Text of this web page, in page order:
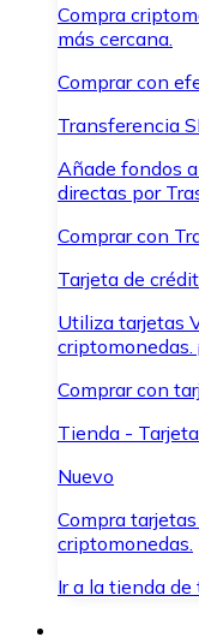
Compra
más cercana.
Comprar con
Transferencia
Añade fondos
directas por
Comprar con
Tarjeta de
Utiliza tarjetas
criptomonedas.
Comprar con
Tienda -
Nuevo
Compra
criptomonedas.
Ir a la tienda de